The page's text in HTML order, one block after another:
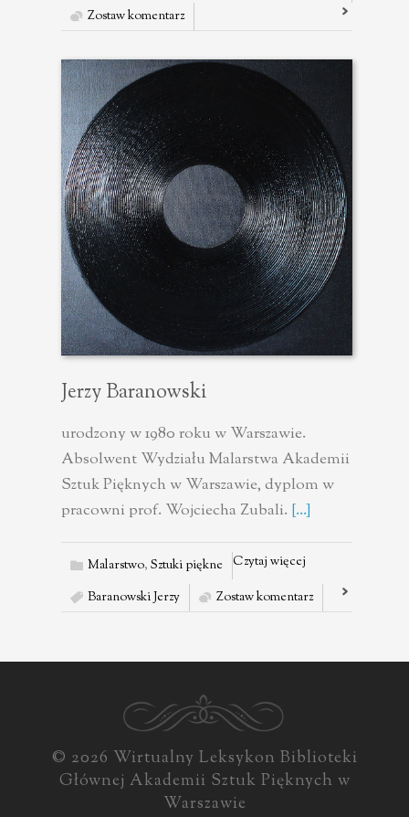
Zostaw komentarz
Jerzy Baranowski
urodzony w 1980 roku w Warszawie.
Absolwent Wydziału Malarstwa Akademii
Sztuk Pięknych w Warszawie, dyplom w
pracowni prof. Wojciecha Zubali. [...]
Malarstwo, Sztuki piękne
Baranowski Jerzy
Zostaw komentarz
Czytaj więcej
© 2026 Wirtualny Leksykon Biblioteki
Głównej Akademii Sztuk Pięknych w
Warszawie